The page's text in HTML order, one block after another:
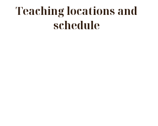
Teaching locations and
schedule